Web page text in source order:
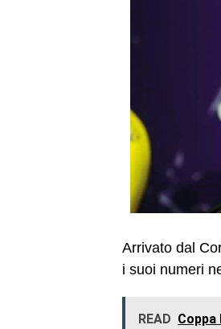
Arrivato dal
i suoi numeri
READ